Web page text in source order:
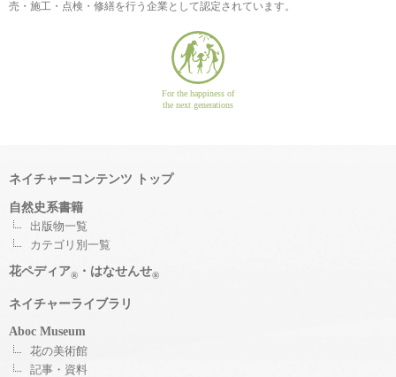
売・施工・点検・修繕を行う企業として認定されています。
For the happiness of
the next generations
ネイチャーコンテンツ トップ
自然史系書籍
出版物一覧
カテゴリ別一覧
花ペディア® ・はなせんせ®
ネイチャーライブラリ
Aboc Museum
花の美術館
記事・資料